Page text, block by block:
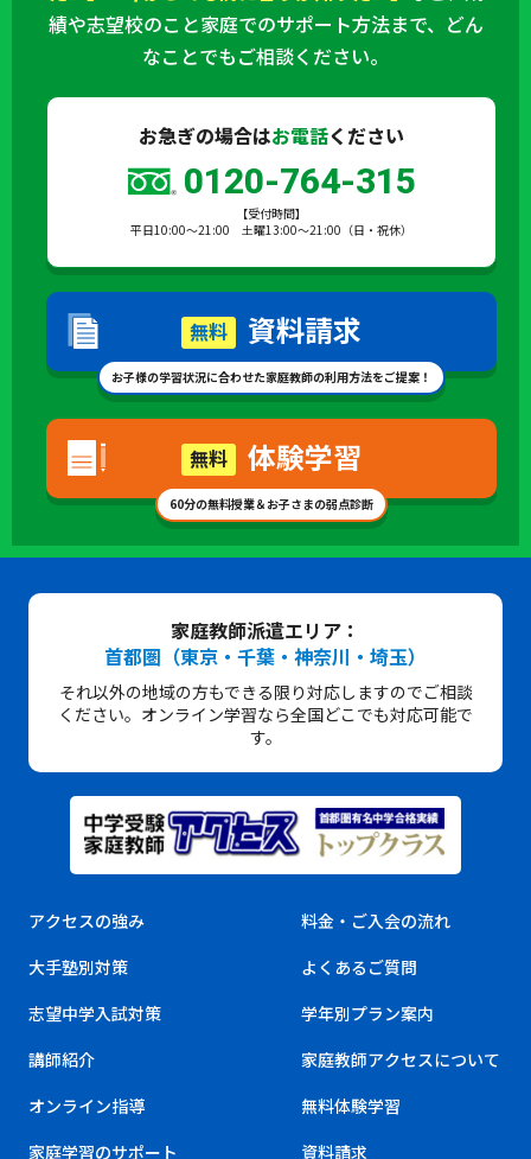
績や志望校のこと家庭でのサポート方法まで、どん
なことでもご相談ください。
お急ぎの場合はお電話ください
0120-764-315
【受付時間】
平日10:00～21:00 土曜13:00～21:00（日・祝休）
無料 資料請求
お子様の学習状況に合わせた家庭教師の利用方法をご提案！
無料 体験学習
60分の無料授業＆お子さまの弱点診断
家庭教師派遣エリア：
首都圏（東京・千葉・神奈川・埼玉）
それ以外の地域の方もできる限り対応しますのでご相談
ください。オンライン学習なら全国どこでも対応可能で
す。
アクセスの強み
大手塾別対策
志望中学入試対策
講師紹介
オンライン指導
家庭学習のサポート
料金・ご入会の流れ
よくあるご質問
学年別プラン案内
家庭教師アクセスについて
無料体験学習
資料請求